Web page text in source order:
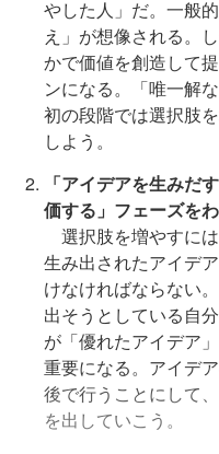
やした人」だ。一般
え」が想像される。
かで価値を創造して
ンになる。「唯一解
初の段階では選択肢
しよう。
「アイデアを生みだ
価する」フェーズを
選択肢を増やすには
生み出されたアイデ
けなければならない
出そうとしている自
が「優れたアイデア
重要になる。アイデ
後で行うことにして
を出していこう。